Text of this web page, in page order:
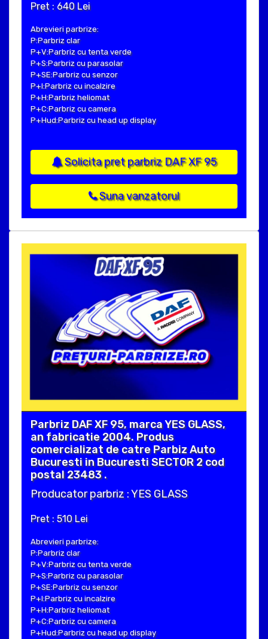
Pret : 640 Lei
Abrevieri parbrize:
P:Parbriz clar
P+V:Parbriz cu tenta verde
P+S:Parbriz cu parasolar
P+SE:Parbriz cu senzor
P+I:Parbriz cu incalzire
P+H:Parbriz heliomat
P+C:Parbriz cu camera
P+Hud:Parbriz cu head up display
Solicita pret parbriz DAF XF 95
Suna vanzatorul
Parbriz DAF XF 95, marca YES GLASS,
an fabricatie 2004. Produs
comercializat de catre Parbiz Auto
Bucuresti in Bucuresti SECTOR 2 cod
postal 23483 .
Producator parbriz : YES GLASS
Pret : 510 Lei
Abrevieri parbrize:
P:Parbriz clar
P+V:Parbriz cu tenta verde
P+S:Parbriz cu parasolar
P+SE:Parbriz cu senzor
P+I:Parbriz cu incalzire
P+H:Parbriz heliomat
P+C:Parbriz cu camera
P+Hud:Parbriz cu head up display